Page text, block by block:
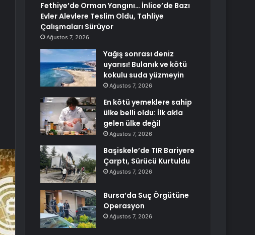
Fethiye’de Orman Yangını… İnlice’de Bazı
Evler Alevlere Teslim Oldu, Tahliye
Çalışmaları Sürüyor
Ağustos 7, 2026
Yağış sonrası deniz
uyarısı! Bulanık ve kötü
kokulu suda yüzmeyin
Ağustos 7, 2026
En kötü yemeklere sahip
ülke belli oldu: İlk akla
gelen ülke değil
Ağustos 7, 2026
Başiskele’de TIR Bariyere
Çarptı, Sürücü Kurtuldu
Ağustos 7, 2026
Bursa’da Suç Örgütüne
Operasyon
Ağustos 7, 2026